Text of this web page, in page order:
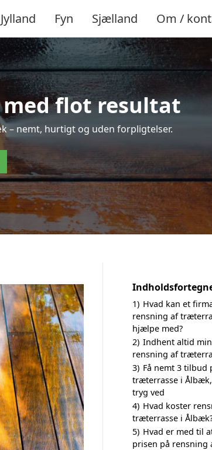
Jylland Fyn Sjælland Om /
flot resultat
– nemt, hurtigt og uden forpligtelser.
1) Hvad kan et
rensning af
hjælpe med?
2) Indhent altid
rensning af
3) Få nemt 3 tilbud
træterrasse i
tryg ved
4) Hvad koster
træterrasse i
5) Hvad er med til
prisen på rensning